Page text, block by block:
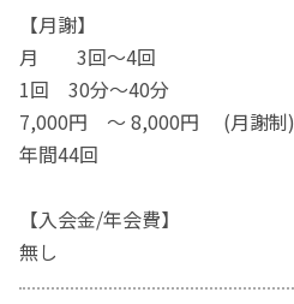
【月謝】
月 3回～4回
1回 30分～40分
7,000円 ～ 8,000円 (月謝制)
年間44回
【入会金/年会費】
無し